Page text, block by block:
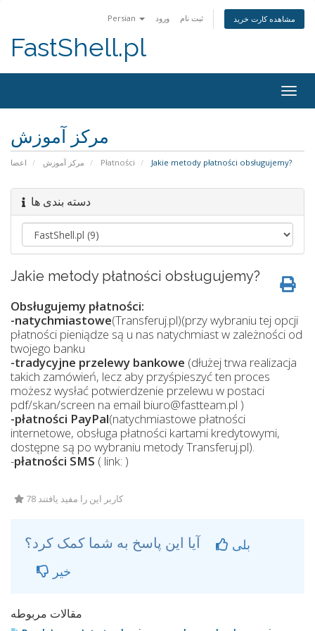
Persian ورود ثبت نام مشاهده کارت خرید
FastShell.pl
مرکز آموزش
اعضا مرکز آموزش Płatności Jakie metody płatności obsługujemy?
دسته بندی ها
Jakie metody płatności obsługujemy?
Obsługujemy płatności:
-natychmiastowe(Transferuj.pl)(przy wybraniu tej opcji
płatności pieniądze są u nas natychmiast w zależności od
twojego banku
-tradycyjne przelewy bankowe (dłużej trwa realizacja
takich zamówień, lecz aby przyśpieszyć ten proces
możesz wysłać potwierdzenie przelewu w postaci
pdf/skan/screen na email biuro@fastteam.pl )
-płatności PayPal(natychmiastowe płatności
internetowe, obsługa płatności kartami kredytowymi,
dostępne są po wybraniu metody Transferuj.pl).
-płatności SMS ( link: )
78 کاربر این را مفید یافتند
بلی
خیر
مقالات مربوطه